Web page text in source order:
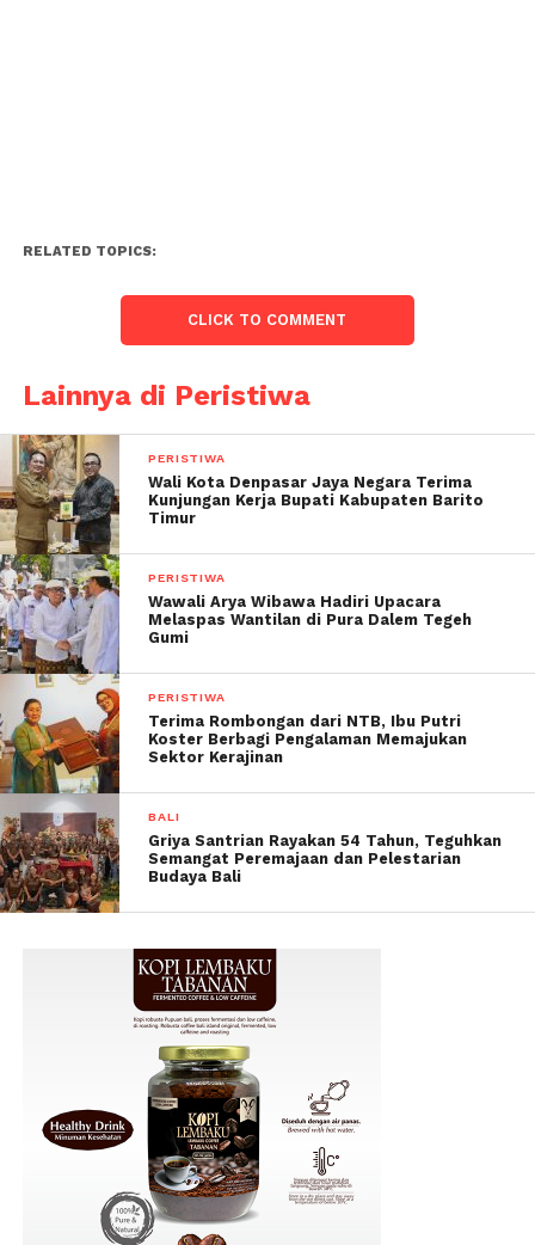
RELATED TOPICS:
CLICK TO COMMENT
Lainnya di Peristiwa
PERISTIWA
Wali Kota Denpasar Jaya Negara Terima
Kunjungan Kerja Bupati Kabupaten Barito
Timur
PERISTIWA
Wawali Arya Wibawa Hadiri Upacara
Melaspas Wantilan di Pura Dalem Tegeh
Gumi
PERISTIWA
Terima Rombongan dari NTB, Ibu Putri
Koster Berbagi Pengalaman Memajukan
Sektor Kerajinan
BALI
Griya Santrian Rayakan 54 Tahun, Teguhkan
Semangat Peremajaan dan Pelestarian
Budaya Bali